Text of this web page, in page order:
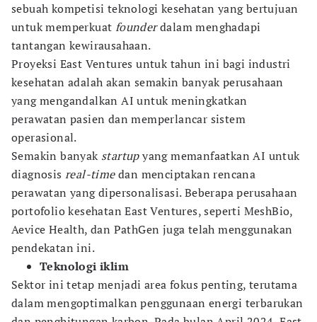
sebuah kompetisi teknologi kesehatan yang bertujuan
untuk memperkuat founderdalam menghadapi
tantangan kewirausahaan.
Proyeksi East Ventures untuk tahun ini bagi industri
kesehatan adalah akan semakin banyak perusahaan
yang mengandalkan AI untuk meningkatkan
perawatan pasien dan memperlancar sistem
operasional.
Semakin banyak startupyang memanfaatkan AI untuk
diagnosisreal-timedan menciptakan rencana
perawatan yang dipersonalisasi. Beberapa perusahaan
portofolio kesehatan East Ventures, seperti MeshBio,
Aevice Health, dan PathGen juga telah menggunakan
pendekatan ini.
Teknologi iklim
Sektor ini tetap menjadi area fokus penting, terutama
dalam mengoptimalkan penggunaan energi terbarukan